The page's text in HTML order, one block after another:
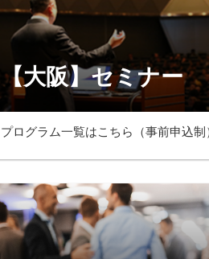
【大阪】セミナー
プログラム一覧はこちら（事前申込制